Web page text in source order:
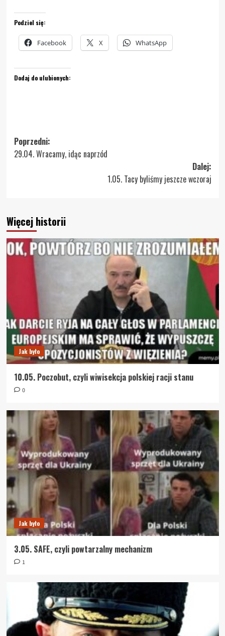
Podziel się:
Facebook X WhatsApp
Dodaj do ulubionych:
Zobacz
wpisy
Poprzedni:
29.04. Wracamy, idąc naprzód
Dalej:
1.05. Tacy byliśmy jeszcze wczoraj
Więcej historii
Jak było
10.05. Poczobut, czyli wiwisekcja polskiej racji stanu
0
Jak było
3.05. SAFE, czyli powtarzalny mechanizm
1